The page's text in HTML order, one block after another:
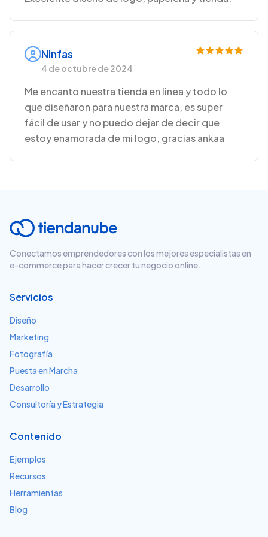
Ninfas
4 de octubre de 2024
Me encanto nuestra tienda en linea y todo lo
que diseñaron para nuestra marca, es super
fácil de usar y no puedo dejar de decir que
estoy enamorada de mi logo, gracias ankaa
Conectamos emprendedores con los mejores especialistas en
e-commerce para hacer crecer tu negocio online.
Servicios
Diseño
Marketing
Fotografía
Puesta en Marcha
Desarrollo
Consultoría y Estrategia
Contenido
Ejemplos
Recursos
Herramientas
Blog